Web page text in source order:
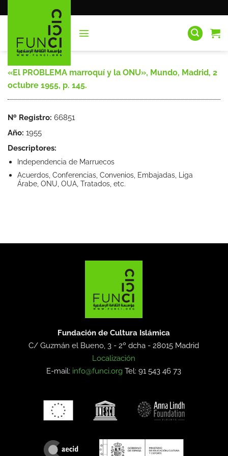
al
«El PROBLEMA marroquí y la ONU», Mundo, Madrid, 2
octubre 1955, p. 145.
Nº Registro: 66851
Año: 1955
Descriptores:
Independencia de Marruecos
Acuerdos, Conferencias, Convenios, Embajadas, Liga
Árabe, ONU, OUA, Tratados, etc.
Fundación de Cultura Islámica
C/ Guzmán el Bueno, 3 - 2º dcha -28015 Madrid
Localización
E-mail: info@funci.org Tel: 91 543 46 73